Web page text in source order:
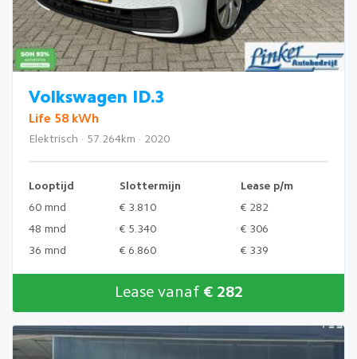
Volkswagen ID.3
Life 58 kWh
Elektrisch · 57.264km · 2020
Looptijd Slottermijn
Lease p/m
60 mnd
€ 3.810
€ 282
48 mnd
€ 5.340
€ 306
36 mnd
€ 6.860 € 339
Lease vanaf € 282